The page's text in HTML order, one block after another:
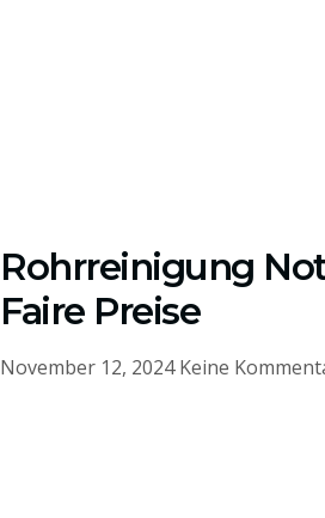
Rohrreinigung
Faire Preise
November 12, 2024Keine